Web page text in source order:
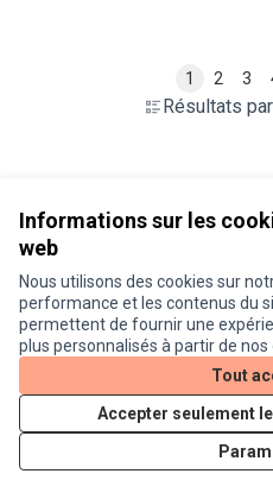
Informations sur les
web
Nous utilisons des cookies sur
performance et les contenus du
permettent de fournir une
plus personnalisés à partir de
Tout
Accepter seulement
Résultats
1 2 3
Conditions d'utilisation
Paramètres des cookies
Je participe ! sur X
(Lien externe)
Je participe ! sur Facebook
Je participe ! sur
Site réalisé grâce aulogiciel libre